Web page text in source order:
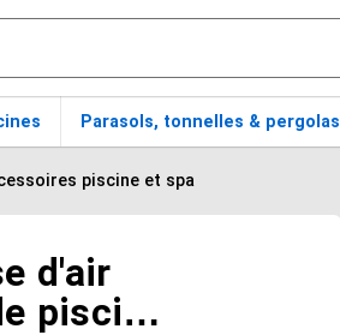
Parasols, tonnelles & pergolas
piscine et spa
d'air
piscine